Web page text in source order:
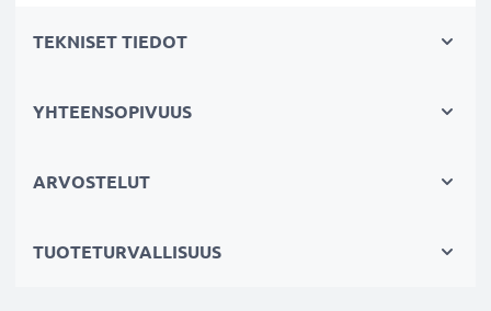
käyttömukavuuden kosketusnäytöllä
✔ Helppo asentaa ilman kuplia - itseliimautuva, helppo
✔ Kirkkaus ja värit - erittäin kirkas ja läpinäkyvä,
TEKNISET TIEDOT
YHTEENSOPIVUUS
ARVOSTELUT
TUOTETURVALLISUUS